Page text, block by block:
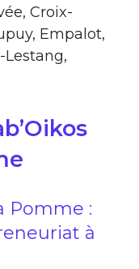
Croix-
Empalot,
Pomme :
à